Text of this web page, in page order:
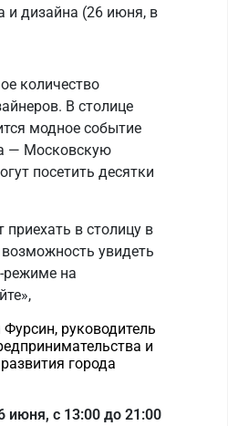
и дизайна (26 июня, в
количество
В столице
модное событие
— Московскую
посетить десятки
приехать в столицу в
увидеть
режиме на
руководитель
и
города
июня, с 13:00 до 21:00